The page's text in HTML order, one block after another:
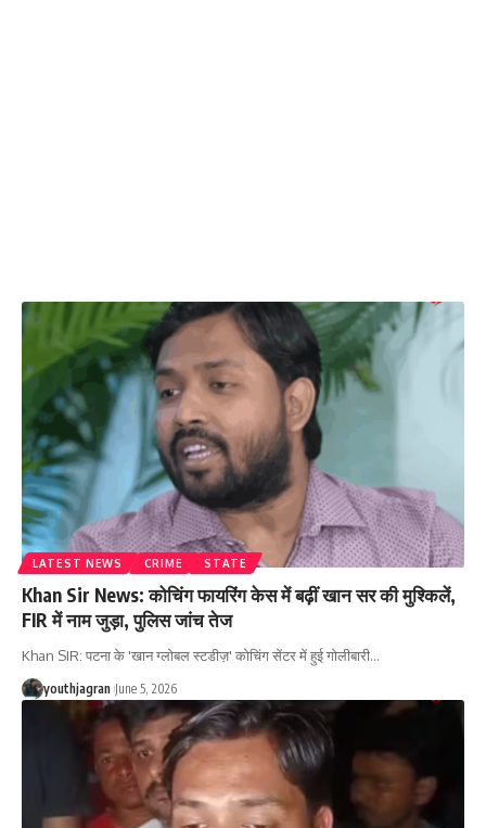
LATEST NEWS CRIME STATE
Khan Sir News: कोचिंग फायरिंग केस में बढ़ीं खान सर की मुश्किलें,
FIR में नाम जुड़ा, पुलिस जांच तेज
Khan SIR: पटना के 'खान ग्लोबल स्टडीज़' कोचिंग सेंटर में हुई गोलीबारी…
youthjagran June 5, 2026